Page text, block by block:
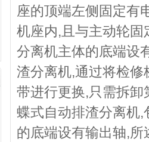
座的顶端左侧固定有
机座内,且与主动轮
分离机主体的底端设
渣分离机,通过将检
带进行更换,只需拆
蝶式自动排渣分离机
的底端设有输出轴,